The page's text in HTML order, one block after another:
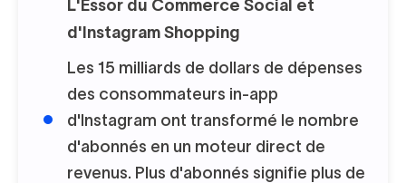
L'Essor du Commerce Social et
d'Instagram Shopping
Les 15 milliards de dollars de dépenses
des consommateurs in-app
d'Instagram ont transformé le nombre
d'abonnés en un moteur direct de
revenus. Plus d'abonnés signifie plus de